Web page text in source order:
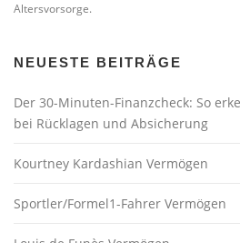
Altersvorsorge.
NEUESTE BEITRÄGE
Der 30-Minuten-Finanzcheck: So
bei Rücklagen und Absicherung
Kourtney Kardashian Vermögen
Sportler/Formel1-Fahrer Vermögen